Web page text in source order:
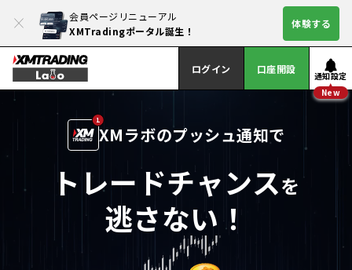
会員ページリニューアル
XMTradingポータル誕生！
体験する
ログイン 口座開設
通知設定
New
1
XMラボのプッシュ通知で
トレードチャンスを
逃さない！